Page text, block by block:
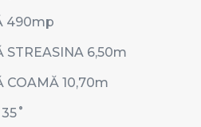
490mp
STREASINA 6,50m
COAMĂ 10,70m